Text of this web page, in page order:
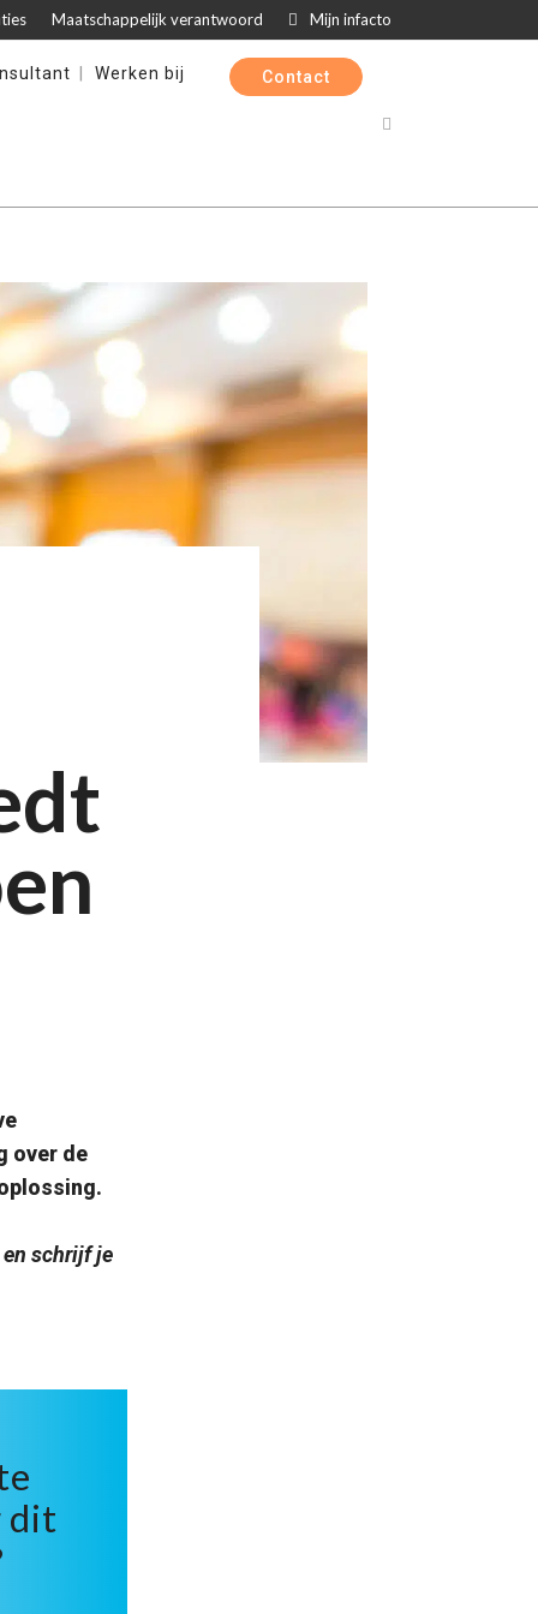
Maatschappelijk verantwoord Mijn infacto
Werken bij Contact
over de
en schrijf je
dit